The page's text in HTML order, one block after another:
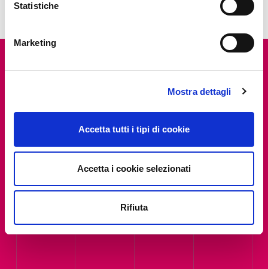
Statistiche
Marketing
Mostra dettagli
Accetta tutti i tipi di cookie
Accetta i cookie selezionati
Rifiuta
Contact Us
Book your visit
Contact Us